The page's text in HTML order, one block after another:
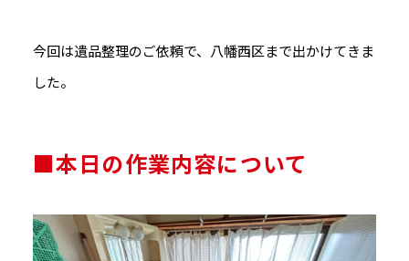
今回は遺品整理のご依頼で、八幡西区まで出かけてきま
した。
■本日の作業内容について